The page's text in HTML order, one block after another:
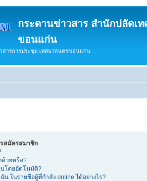
กระดานข่าวสาร สำนักปลัดเ
ขอนแก่น
สารการประชุม เทศบาลนครขอนแก่น
สมัครสมาชิก
วยหรือ?
โดยอัตโนมัติ?
น ในรายชื่อผู้ที่กำลัง online ได้อย่างไร?